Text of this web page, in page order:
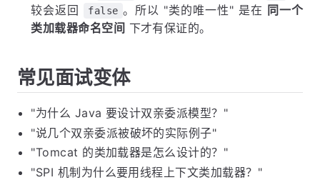
较会返回
false 。所以 "类的唯一性" 是在 同一个
类加载器命名空间 下才有保证的。
常见面试变体
"为什么 Java 要设计双亲委派模型？"
"说几个双亲委派被破坏的实际例子"
"Tomcat 的类加载器是怎么设计的？"
"SPI 机制为什么要用线程上下文类加载器？"